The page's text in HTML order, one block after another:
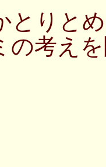
とりと
の考え